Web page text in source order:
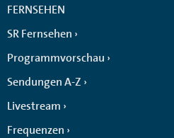
FERNSEHEN
SR Fernsehen
Programmvorschau
Sendungen A-Z
Livestream
Frequenzen